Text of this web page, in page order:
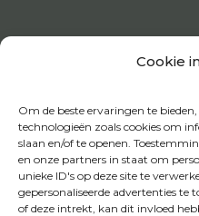
Cookie
Om de beste ervaringen te
technologieën zoals cookies om
slaan en/of te openen.
en onze partners in staat om
unieke ID's op deze site te
gepersonaliseerde advertenties te
of deze intrekt, kan dit invloed